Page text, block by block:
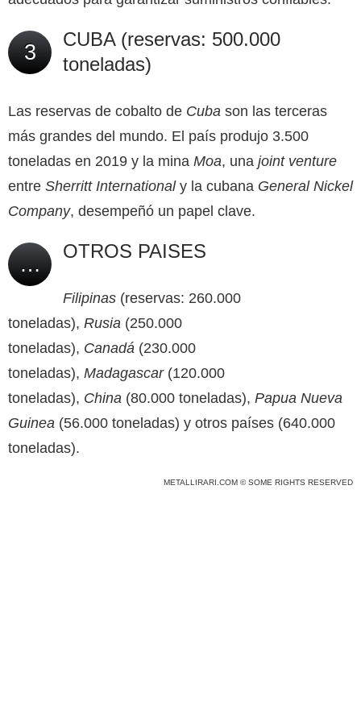
3
CUBA (reservas: 500.000
toneladas)
Las reservas de cobalto de Cuba son las terceras
más grandes del mundo. El país produjo 3.500
toneladas en 2019 y la mina Moa, una joint venture
entre Sherritt Internationaly la cubana General Nickel
Company, desempeñó un papel clave.
…
OTROS PAISES
Filipinas(reservas: 260.000
toneladas), Rusia (250.000
toneladas), Canadá (230.000
toneladas), Madagascar(120.000
toneladas), China (80.000 toneladas), Papua Nueva
Guinea (56.000 toneladas) y otros países (640.000
toneladas).
METALLIRARI.COM © SOME RIGHTS RESERVED